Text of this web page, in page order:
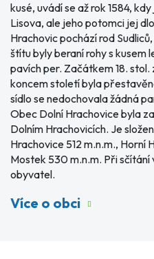
kusé, uvádí se až rok 1584,
Lisova, ale jeho potomci jej
Hrachovic pochází rod
štítu byly beraní rohy s kusem
pavích per. Začátkem 18.
koncem století byla
sídlo se nedochovala žádná
Obec Dolní Hrachovice byla
Dolním Hrachovicích. Je
Hrachovice 512 m.n.m., Horní
Mostek 530 m.n.m. Při sčítání
obyvatel.
Více o obci